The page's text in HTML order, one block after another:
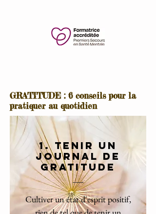
GRATITUDE : 6 conseils pour la
pratiquer au quotidien
1. Tenir un
journal de
gratitude
Cultiver unétat d'esprit positif,